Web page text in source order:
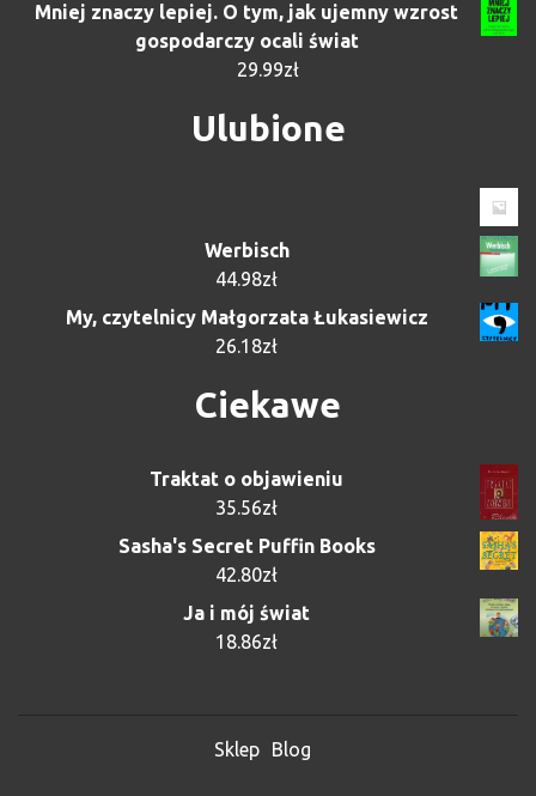
Mniej znaczy lepiej. O tym, jak ujemny wzrost
gospodarczy ocali świat
29.99zł
Ulubione
Werbisch
44.98zł
My, czytelnicy Małgorzata Łukasiewicz
26.18zł
Ciekawe
Traktat o objawieniu
35.56zł
Sasha's Secret Puffin Books
42.80zł
Ja i mój świat
18.86zł
Sklep Blog